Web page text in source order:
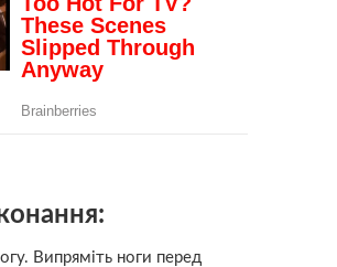
Випряміть ноги перед